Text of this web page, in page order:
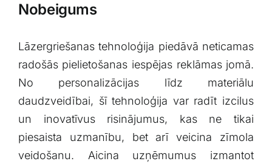
Nobeigums
Lāzergriešanas tehnoloģija piedāvā ⁣neticamas
radošās pielietošanas ⁢iespējas reklāmas jomā.
No personalizācijas līdz materiālu
daudzveidībai, šī tehnoloģija var radīt izcilus
un inovatīvus risinājumus, kas ne tikai
piesaista uzmanību, bet arī veicina zīmola
veidošanu. Aicina uzņēmumus izmantot‍